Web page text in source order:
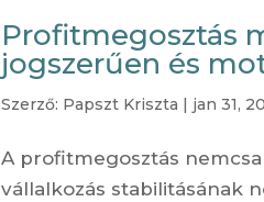
Profitmegosztás
jogszerűen és
Szerző: Papszt Kriszta jan 31,
A profitmegosztás
vállalkozás stabilitásának